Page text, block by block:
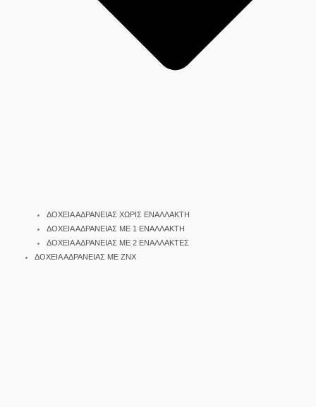
ΔΟΧΕΙΑ ΑΔΡΑΝΕΙΑΣ ΧΩΡΙΣ ΕΝΑΛΛΑΚΤΗ
ΔΟΧΕΙΑ ΑΔΡΑΝΕΙΑΣ ΜΕ 1 ΕΝΑΛΛΑΚΤΗ
ΔΟΧΕΙΑ ΑΔΡΑΝΕΙΑΣ ΜΕ 2 ΕΝΑΛΛΑΚΤΕΣ
ΔΟΧΕΙΑ ΑΔΡΑΝΕΙΑΣ ΜΕ ΖΝΧ